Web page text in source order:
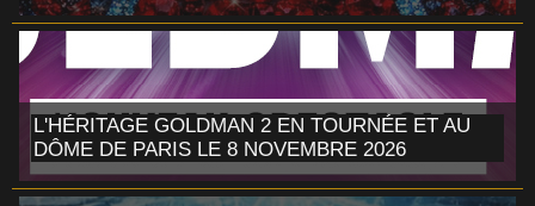
L'HÉRITAGE GOLDMAN 2 EN TOURNÉE ET AU
DÔME DE PARIS LE 8 NOVEMBRE 2026